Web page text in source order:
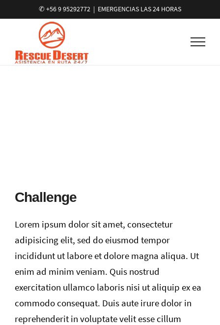
✆ +56 9 95292772 | EMERGENCIAS LAS 24 HORAS
Challenge
Lorem ipsum dolor sit amet, consectetur
adipisicing elit, sed do eiusmod tempor
incididunt ut labore et dolore magna aliqua. Ut
enim ad minim veniam. Quis nostrud
exercitation ullamco laboris nisi ut aliquip ex ea
commodo consequat. Duis aute irure dolor in
reprehenderit in voluptate velit esse cillum